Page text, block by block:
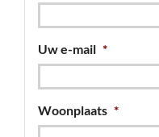
Uw e-mail *
Woonplaats *